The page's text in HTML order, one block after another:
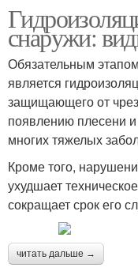
снаружи:
Обязательным
является
защищающего от
появлению плесени и
многих тяжелых
Кроме того,
ухудшает
сокращает срок его
читать дальше →